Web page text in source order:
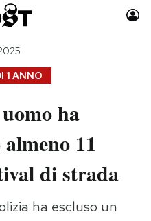
Auto
Moda
Consumismi
Storie/Idee
Media
1 ANNO
ha
11
di strada
ha escluso un